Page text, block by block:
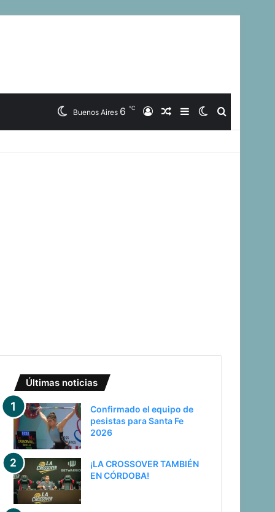
Buscar
Switch
skin
Barra
Lateral
Artículo
Aleatorio
Iniciar
Sesión
Buenos Aires 6 ℃
Últimas noticias
Confirmado el equipo de
pesistas para Santa Fe
2026
¡LA CROSSOVER TAMBIÉN
EN CÓRDOBA!